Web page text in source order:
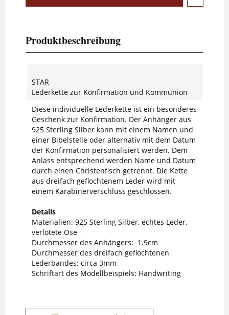
Produktbeschreibung
STAR
Lederkette zur Konfirmation und Kommunion
Diese individuelle Lederkette ist ein besonderes
Geschenk zur Konfirmation. Der Anhänger aus
925 Sterling Silber kann mit einem Namen und
einer Bibelstelle oder alternativ mit dem Datum
der Konfirmation personalisiert werden. Dem
Anlass entsprechend werden Name und Datum
durch einen Christenfisch getrennt. Die Kette
aus dreifach geflochtenem Leder wird mit
einem Karabinerverschluss geschlossen.
Details
Materialien: 925 Sterling Silber, echtes Leder,
verlötete Öse
Durchmesser des Anhängers: 1.9cm
Durchmesser des dreifach geflochtenen
Lederbandes: circa 3mm
Schriftart des Modellbeispiels: Handwriting